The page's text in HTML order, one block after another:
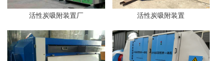
活性炭吸附装置厂 活性炭吸附装置